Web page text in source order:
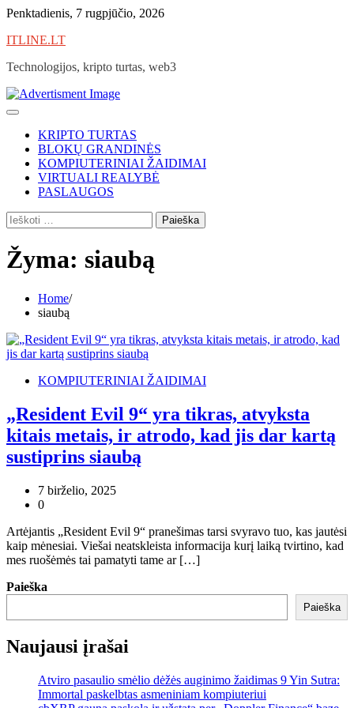
Skip
content
Penktadienis, 7 rugpjūčio, 2026
ITLINE.LT
Technologijos, kripto turtas, web3
KRIPTO TURTAS
BLOKŲ GRANDINĖS
KOMPIUTERINIAI ŽAIDIMAI
VIRTUALI REALYBĖ
PASLAUGOS
Ieškoti:
Žyma: siaubą
Home
siaubą
KOMPIUTERINIAI ŽAIDIMAI
„Resident Evil 9“ yra tikras, atvyksta
kitais metais, ir atrodo, kad jis dar kartą
sustiprins siaubą
7 birželio, 2025
0
Artėjantis „Resident Evil 9“ pranešimas tarsi svyravo tuo, kas jautėsi
kaip mėnesiai. Viešai neatskleista informacija kurį laiką tvirtino, kad
mes ruošėmės tai pamatyti tame ar […]
Paieška
Paieška
Naujausi įrašai
Atviro pasaulio smėlio dėžės auginimo žaidimas 9 Yin Sutra:
Immortal paskelbtas asmeniniam kompiuteriui